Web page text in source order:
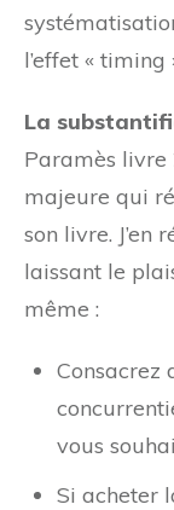
l’effet « timing
La
Paramès livre
majeure qui
son livre. J’en
laissant le
même :
Consacrez
vous
Si acheter